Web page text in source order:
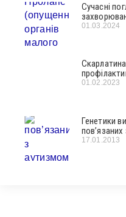
Сучасні
01.03.2024
01.02.2023
Генетики
17.01.2013